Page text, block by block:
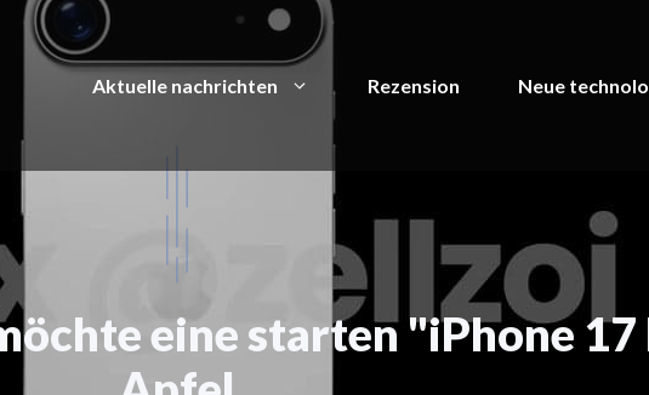
Aktuelle nachrichten Rezension Neue
eine starten "iPhone